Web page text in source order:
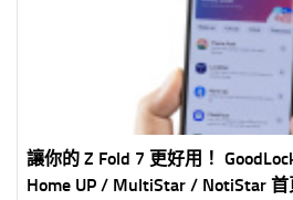
讓你的 Z Fold 7 更好用！
Home UP / MultiStar / NotiStar